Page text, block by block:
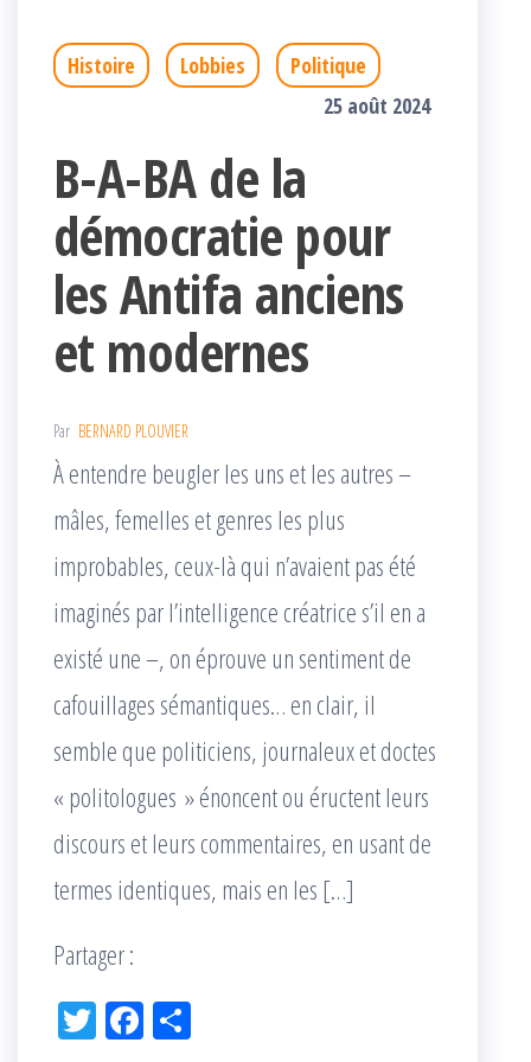
Histoire Lobbies
Politique
25 août 2024
B-A-BA de la
démocratie pour
les Antifa anciens
et modernes
Par BERNARD PLOUVIER
À entendre beugler les uns et les autres –
mâles, femelles et genres les plus
improbables, ceux-là qui n’avaient pas été
imaginés par l’intelligence créatrice s’il en a
existé une –, on éprouve un sentiment de
cafouillages sémantiques… en clair, il
semble que politiciens, journaleux et doctes
« politologues » énoncent ou éructent leurs
discours et leurs commentaires, en usant de
termes identiques, mais en les […]
Partager :
Tw Fac